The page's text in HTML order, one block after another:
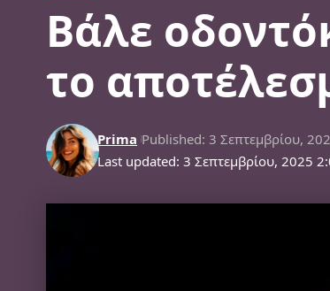
Βάλε
το
Last updated: 3 Σεπτεμβρίου, 2025
Prima Published: 3 Σεπτεμβρίου,